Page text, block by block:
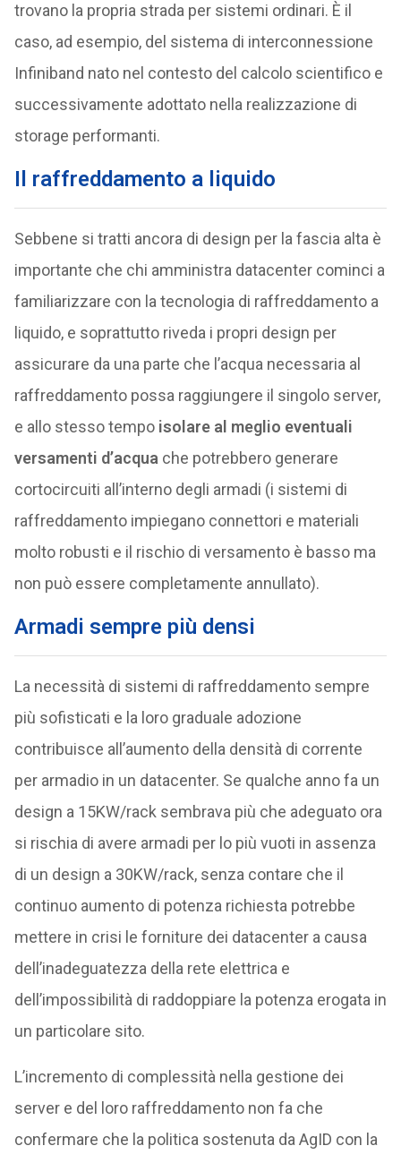
trovano la propria strada per sistemi ordinari. È il
caso, ad esempio, del sistema di interconnessione
Infiniband nato nel contesto del calcolo scientifico e
successivamente adottato nella realizzazione di
storage performanti.
Il raffreddamento a liquido
Sebbene si tratti ancora di design per la fascia alta è
importante che chi amministra datacenter cominci a
familiarizzare con la tecnologia di raffreddamento a
liquido, e soprattutto riveda i propri design per
assicurare da una parte che l’acqua necessaria al
raffreddamento possa raggiungere il singolo server,
e allo stesso tempo isolare al meglio eventuali
versamenti d’acquache potrebbero generare
cortocircuiti all’interno degli armadi (i sistemi di
raffreddamento impiegano connettori e materiali
molto robusti e il rischio di versamento è basso ma
non può essere completamente annullato).
Armadi sempre più densi
La necessità di sistemi di raffreddamento sempre
più sofisticati e la loro graduale adozione
contribuisce all’aumento della densità di corrente
per armadio in un datacenter. Se qualche anno fa un
design a 15KW/rack sembrava più che adeguato ora
si rischia di avere armadi per lo più vuoti in assenza
di un design a 30KW/rack, senza contare che il
continuo aumento di potenza richiesta potrebbe
mettere in crisi le forniture dei datacenter a causa
dell’inadeguatezza della rete elettrica e
dell’impossibilità di raddoppiare la potenza erogata in
un particolare sito.
L’incremento di complessità nella gestione dei
server e del loro raffreddamento non fa che
confermare che la politica sostenuta da AgID con la